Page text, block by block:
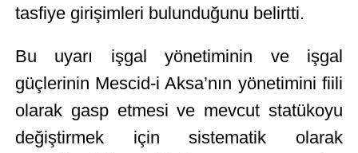
tasfiye girişimleri bulunduğunu belirtti.
Bu uyarı işgal yönetiminin ve işgal
güçlerinin Mescid-i Aksa’nın yönetimini fiili
olarak gasp etmesi ve mevcut statükoyu
değiştirmek için sistematik olarak